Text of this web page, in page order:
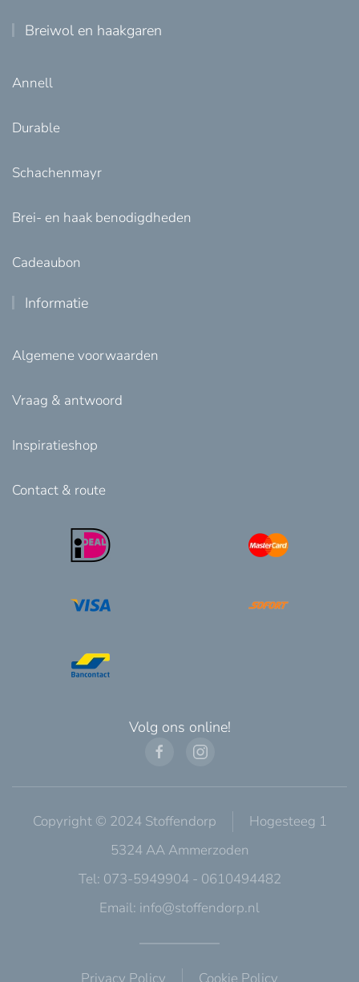
Breiwol en haakgaren
Annell
Durable
Schachenmayr
Brei- en haak benodigdheden
Cadeaubon
Informatie
Algemene voorwaarden
Vraag & antwoord
Inspiratieshop
Contact & route
Volg ons online!
Copyright © 2024 Stoffendorp
Hogesteeg 1
5324 AA Ammerzoden
Tel: 073-5949904 - 0610494482
Email: info@stoffendorp.nl
Privacy Policy Cookie Policy